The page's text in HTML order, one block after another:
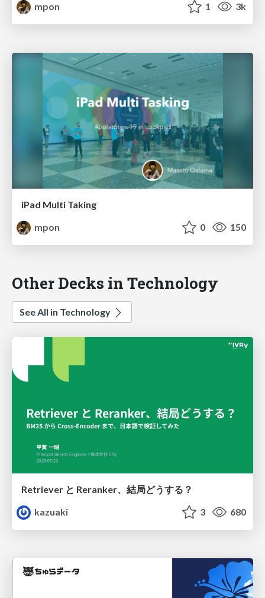
mpon
1 3k
iPad Multi Taking
mpon
0 150
Other Decks in Technology
See All in Technology
Retriever と Reranker、結局どうする？
kazuaki
3 680